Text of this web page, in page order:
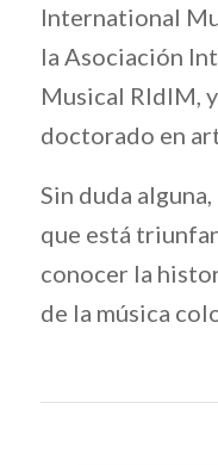
International
la Asociación
Musical RIdIM,
doctorado en
Sin duda
que está
conocer la
de la música